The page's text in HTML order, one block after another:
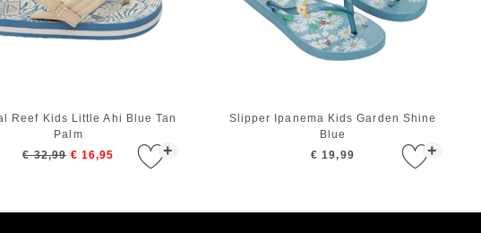
+
Reef Kids Little Ahi Blue Tan
Palm
€ 32,99 € 16,95 +
Slipper Ipanema Kids Garden Shine
Blue
€ 19,99